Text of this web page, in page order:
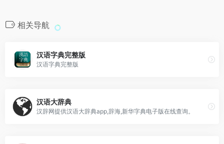
相关导航
汉语字典完整版
汉语字典完整版
汉语大辞典
汉辞网提供汉语大辞典app,辞海,新华字典电子版在线查询。